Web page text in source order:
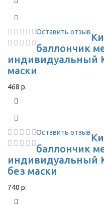
Оставить отзыв
баллончик
индивидуальный
маски
468 р.
Оставить отзыв
баллончик
индивидуальный
без маски
740 р.